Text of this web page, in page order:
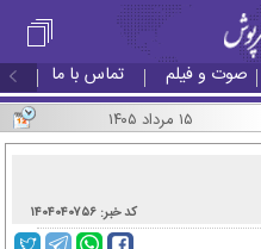
صوت و فیلم تماس با ما
کد خبر: ۱۴۰۴۰۴۰۷۵۶